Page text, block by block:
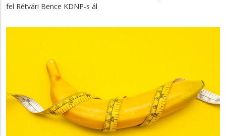
fel Rétvári Bence KDNP-s ál